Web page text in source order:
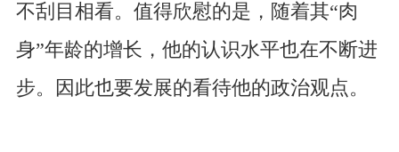
不刮目相看。值得欣慰的是，随着其“肉
身”年龄的增长，他的认识水平也在不断进
步。因此也要发展的看待他的政治观点。